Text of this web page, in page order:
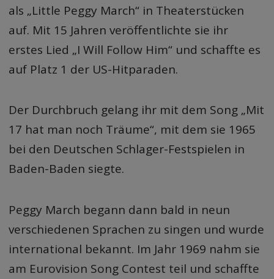
als „Little Peggy March“ in Theaterstücken
auf. Mit 15 Jahren veröffentlichte sie ihr
erstes Lied „I Will Follow Him“ und schaffte es
auf Platz 1 der US-Hitparaden.
Der Durchbruch gelang ihr mit dem Song „Mit
17 hat man noch Träume“, mit dem sie 1965
bei den Deutschen Schlager-Festspielen in
Baden-Baden siegte.
Peggy March begann dann bald in neun
verschiedenen Sprachen zu singen und wurde
international bekannt. Im Jahr 1969 nahm sie
am Eurovision Song Contest teil und schaffte